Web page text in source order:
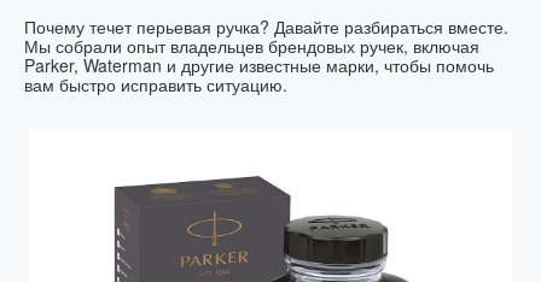
Почему течет перьевая ручка? Давайте разбираться вместе.
Мы собрали опыт владельцев брендовых ручек, включая
Parker, Waterman и другие известные марки, чтобы помочь
вам быстро исправить ситуацию.